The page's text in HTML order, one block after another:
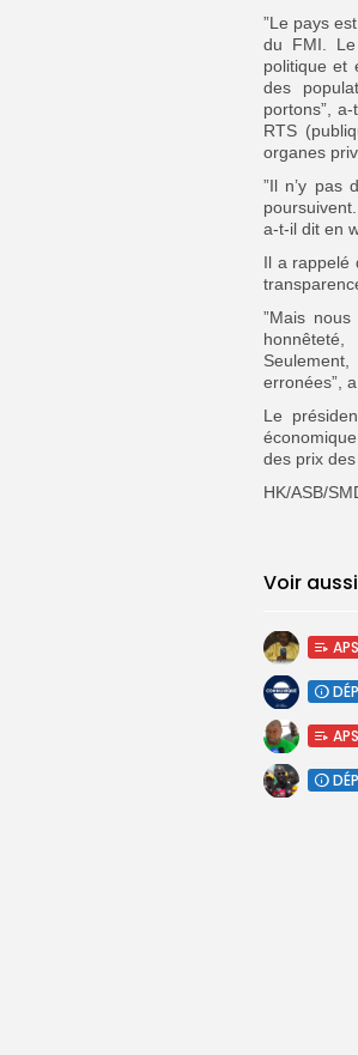
”Le pays
du FMI. Le
politique et
des
portons”,
RTS
organes
”Il n’y pas
a-t-il dit en
Il a rappelé
”Mais
erronées”,
Le
des prix
HK/ASB/
Voir